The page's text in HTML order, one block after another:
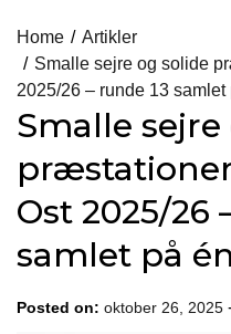
Home
Artikler
Smalle sejre og solide
2025/26 – runde 13 samlet
Smalle
Ost 2025/26
samlet på
Posted on: oktober 26, 2025